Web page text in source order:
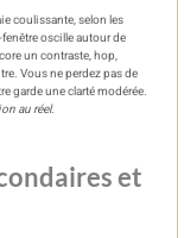
coulissante, selon les
oscille autour de
un contraste, hop,
Vous ne perdez pas de
garde une clarté modérée.
au réel.
et